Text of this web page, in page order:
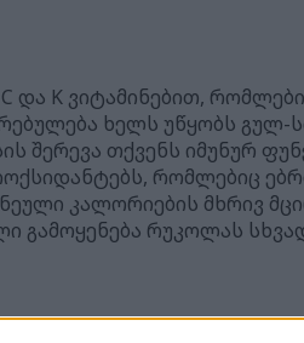
და K ვიტამინებით,
ხელს უწყობს
შერევა თქვენს იმუნურ
რომლებიც
კალორიების მხრივ
გამოყენება რუკოლას